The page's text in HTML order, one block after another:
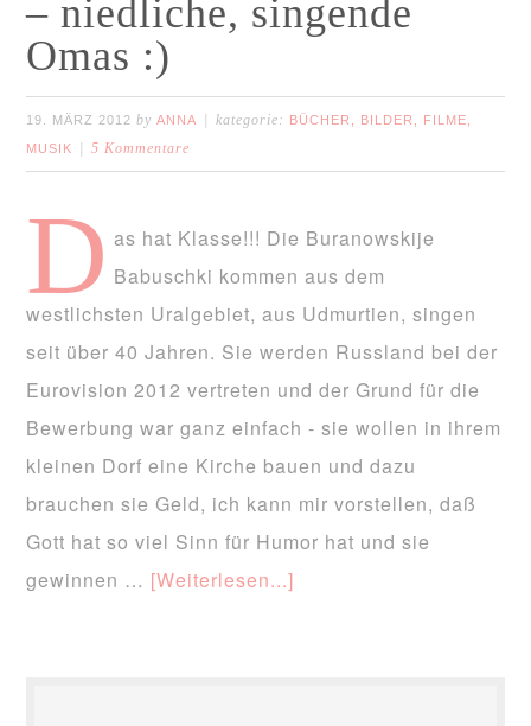
– niedliche, singende
Omas :)
19. MÄRZ 2012 byANNA kategorie: BÜCHER, BILDER, FILME,
MUSIK
5 Kommentare
D as hat Klasse!!! Die Buranowskije
Babuschki kommen aus dem
westlichsten Uralgebiet, aus Udmurtien, singen
seit über 40 Jahren. Sie werden Russland bei der
Eurovision 2012 vertreten und der Grund für die
Bewerbung war ganz einfach - sie wollen in ihrem
kleinen Dorf eine Kirche bauen und dazu
brauchen sie Geld, ich kann mir vorstellen, daß
Gott hat so viel Sinn für Humor hat und sie
gewinnen … [Weiterlesen...]